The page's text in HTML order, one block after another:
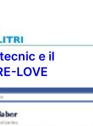
e il
LOVE